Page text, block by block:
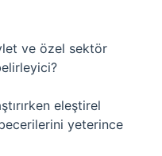
ve özel sektör
eleştirel
yeterince